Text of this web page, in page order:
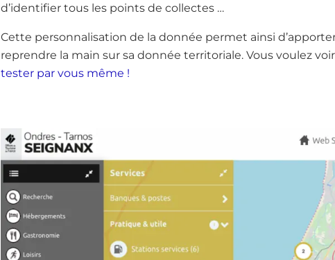
d’identifier tous les points de collectes …
Cette personnalisation de la donnée permet ainsi
reprendre la main sur sa donnée territoriale. Vous voulez
tester par vous même !